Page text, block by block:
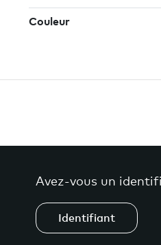
Couleur
Avez-vous un
Identifiant